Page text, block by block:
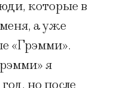
которые в
а уже
«Грэмми».
я